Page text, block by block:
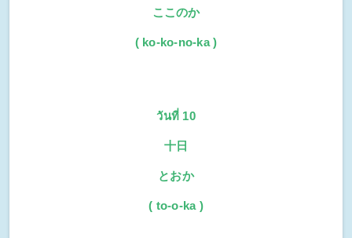
ここのか
( ko-ko-no-ka )
วันที่ 10
十日
とおか
( to-o-ka )